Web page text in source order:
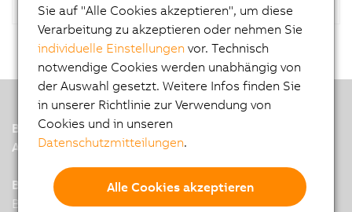
B&R
A member of the ABB Group
B&R Industrial Automation GmbH
B&R Strasse 1
Sie auf "Alle Cookies akzeptieren", um diese
Verarbeitung zu akzeptieren oder nehmen Sie
individuelle Einstellungen vor. Technisch
notwendige Cookies werden unabhängig von
der Auswahl gesetzt. Weitere Infos finden Sie
in unserer Richtlinie zur Verwendung von
Cookies und in unseren
Datenschutzmitteilungen.
Alle Cookies akzeptieren